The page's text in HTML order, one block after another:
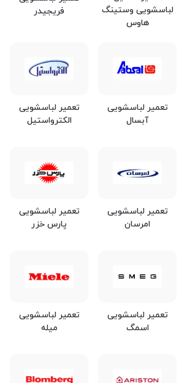
لباسشویی وستینگ
هاوس
فریجیدر
تعمیر لباسشویی
آبسال
تعمیر لباسشویی
الکترواستیل
تعمیر لباسشویی
امرسان
تعمیر لباسشویی
پارس خزر
تعمیر لباسشویی
اسمگ
تعمیر لباسشویی
میله